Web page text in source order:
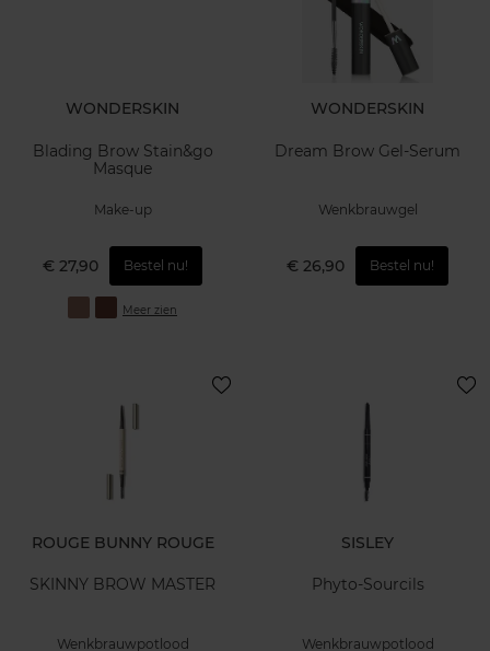
WONDERSKIN
Blading Brow Stain&go
Masque
Make-up
€ 27,90 Bestel nu!
Meer zien
WONDERSKIN
Dream Brow Gel-Serum
Wenkbrauwgel
€ 26,90 Bestel nu!
ROUGE BUNNY ROUGE
SKINNY BROW MASTER
Wenkbrauwpotlood
SISLEY
Phyto-Sourcils
Wenkbrauwpotlood